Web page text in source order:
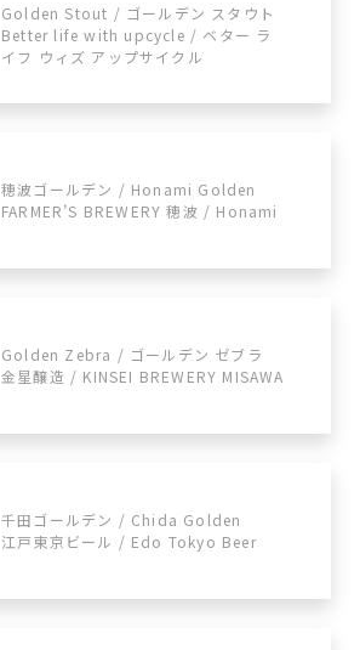
Golden Stout / ゴールデン スタウト
Better life with upcycle / ベター ラ
イフ ウィズ アップサイクル
穂波ゴールデン / Honami Golden
FARMER’S BREWERY 穂波 / Honami
Golden Zebra / ゴールデン ゼブラ
金星醸造 / KINSEI BREWERY MISAWA
千田ゴールデン / Chida Golden
江戸東京ビール / Edo Tokyo Beer